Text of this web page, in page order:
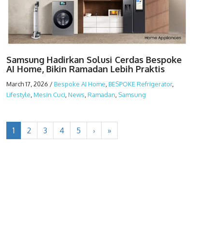
Samsung Hadirkan Solusi Cerdas Bespoke
AI Home, Bikin Ramadan Lebih Praktis
March 17, 2026 /Bespoke AI Home,BESPOKE Refrigerator,
Lifestyle,Mesin Cuci,News,Ramadan, Samsung
1 2 3 4 5 › »